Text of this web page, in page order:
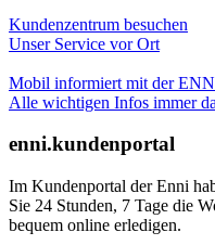
Kundenzentrum besuchen
Unser Service vor Ort
Mobil informiert mit der
Alle wichtigen Infos immer
enni.kundenportal
Im Kundenportal der Enni
Sie 24 Stunden, 7 Tage die
bequem online erledigen.